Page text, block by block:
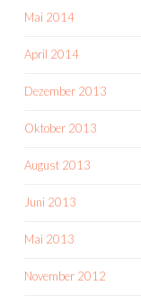
Mai 2014
April 2014
Dezember 2013
Oktober 2013
August 2013
Juni 2013
Mai 2013
November 2012